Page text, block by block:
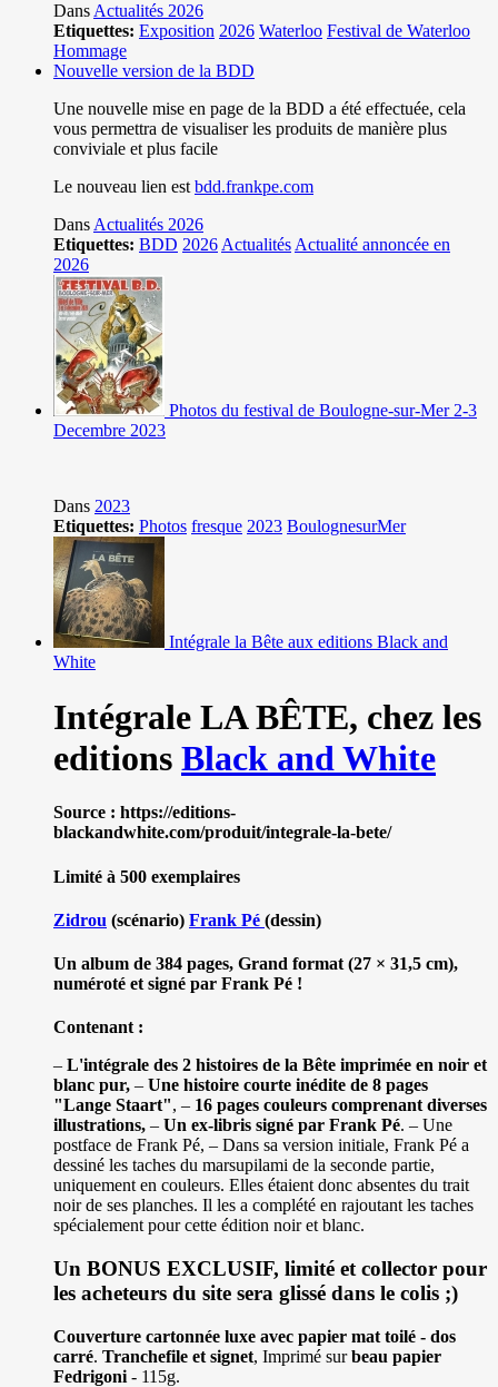
DansActualités 2026
Etiquettes: Exposition 2026 Waterloo Festival de Waterloo
Hommage
Nouvelle version de la BDD
Une nouvelle mise en page de la BDD a été effectuée, cela
vous permettra de visualiser les produits de manière plus
conviviale et plus facile
Le nouveau lien estbdd.frankpe.com
DansActualités 2026
Etiquettes: BDD 2026ActualitésActualité annoncée en
2026
Photos du festival de Boulogne-sur-Mer 2-3
Decembre 2023
Dans 2023
Etiquettes: Photos fresque 2023 BoulognesurMer
Intégrale la Bête aux editions Black and
White
Intégrale LA BÊTE, chez les
editions Black and White
Source : https://editions-
blackandwhite.com/produit/integrale-la-bete/
Limité à 500 exemplaires
Zidrou (scénario) Frank Pé (dessin)
Un album de 384 pages, Grand format (27 × 31,5 cm),
numéroté et signé par Frank Pé !
Contenant :
– L'intégrale des 2 histoires de la Bête imprimée en noir et
blanc pur, – Une histoire courte inédite de 8 pages
"Lange Staart", – 16 pages couleurs comprenant diverses
illustrations, – Un ex-libris signé par Frank Pé. – Une
postface de Frank Pé, – Dans sa version initiale, Frank Pé a
dessiné les taches du marsupilami de la seconde partie,
uniquement en couleurs. Elles étaient donc absentes du trait
noir de ses planches. Il les a complété en rajoutant les taches
spécialement pour cette édition noir et blanc.
Un BONUS EXCLUSIF, limité et collector pour
les acheteurs du site sera glissé dans le colis ;)
Couverture cartonnée luxe avec papier mat toilé - dos
carré. Tranchefile et signet, Imprimé surbeau papier
Fedrigoni - 115g.